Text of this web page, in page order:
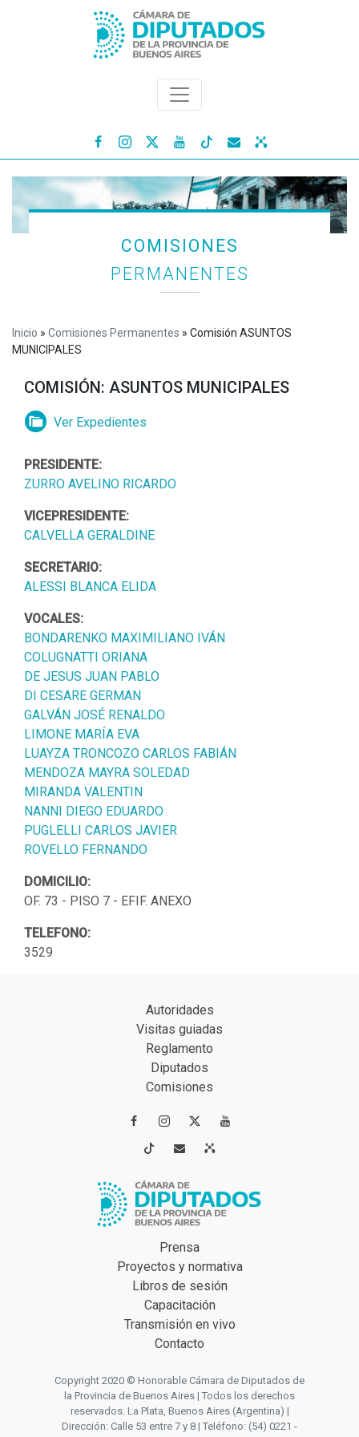
   
COMISIONES
PERMANENTES
Inicio » Comisiones Permanentes » Comisión ASUNTOS
MUNICIPALES
COMISIÓN: ASUNTOS MUNICIPALES
Ver Expedientes
PRESIDENTE:
ZURRO AVELINO RICARDO
VICEPRESIDENTE:
CALVELLA GERALDINE
SECRETARIO:
ALESSI BLANCA ELIDA
VOCALES:
BONDARENKO MAXIMILIANO IVÁN
COLUGNATTI ORIANA
DE JESUS JUAN PABLO
DI CESARE GERMAN
GALVÁN JOSÉ RENALDO
LIMONE MARÍA EVA
LUAYZA TRONCOZO CARLOS FABIÁN
MENDOZA MAYRA SOLEDAD
MIRANDA VALENTIN
NANNI DIEGO EDUARDO
PUGLELLI CARLOS JAVIER
ROVELLO FERNANDO
DOMICILIO:
OF. 73 - PISO 7 - EFIF. ANEXO
TELEFONO:
3529
Autoridades
Visitas guiadas
Reglamento
Diputados
Comisiones
 
 
Prensa
Proyectos y normativa
Libros de sesión
Capacitación
Transmisión en vivo
Contacto
Copyright 2020 © Honorable Cámara de Diputados de
la Provincia de Buenos Aires | Todos los derechos
reservados. La Plata, Buenos Aires (Argentina) |
Dirección: Calle 53 entre 7 y 8 | Teléfono: (54) 0221 -